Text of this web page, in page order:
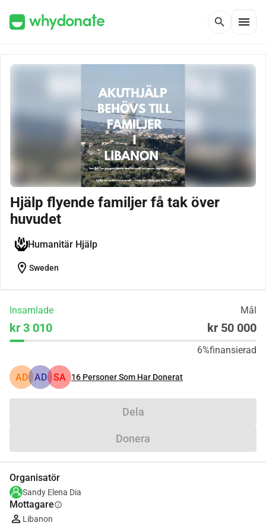
search menu
Hjälp flyende familjer få tak över
huvudet
Humanitär Hjälp
location_on Sweden
Insamlade Mål
kr 3 010 kr 50 000
6%finansierad
AD AD SA 16 Personer Som Har Donerat
Dela
Donera
Organisatör
Sandy Elena Dia
Mottagareinfo
Libanon